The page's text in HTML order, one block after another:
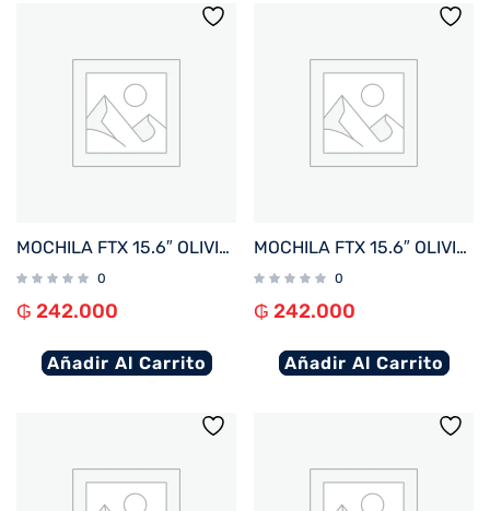
MOCHILA FTX 15.6″ OLIVIA-KH KHAKI
0
₲ 242.000
Añadir Al Carrito
MOCHILA FTX 15.6″ OLIVIA-BK NEGRO
0
₲ 242.000
Añadir Al Carrito